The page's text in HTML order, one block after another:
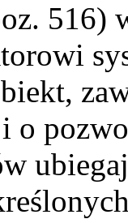
516)
o